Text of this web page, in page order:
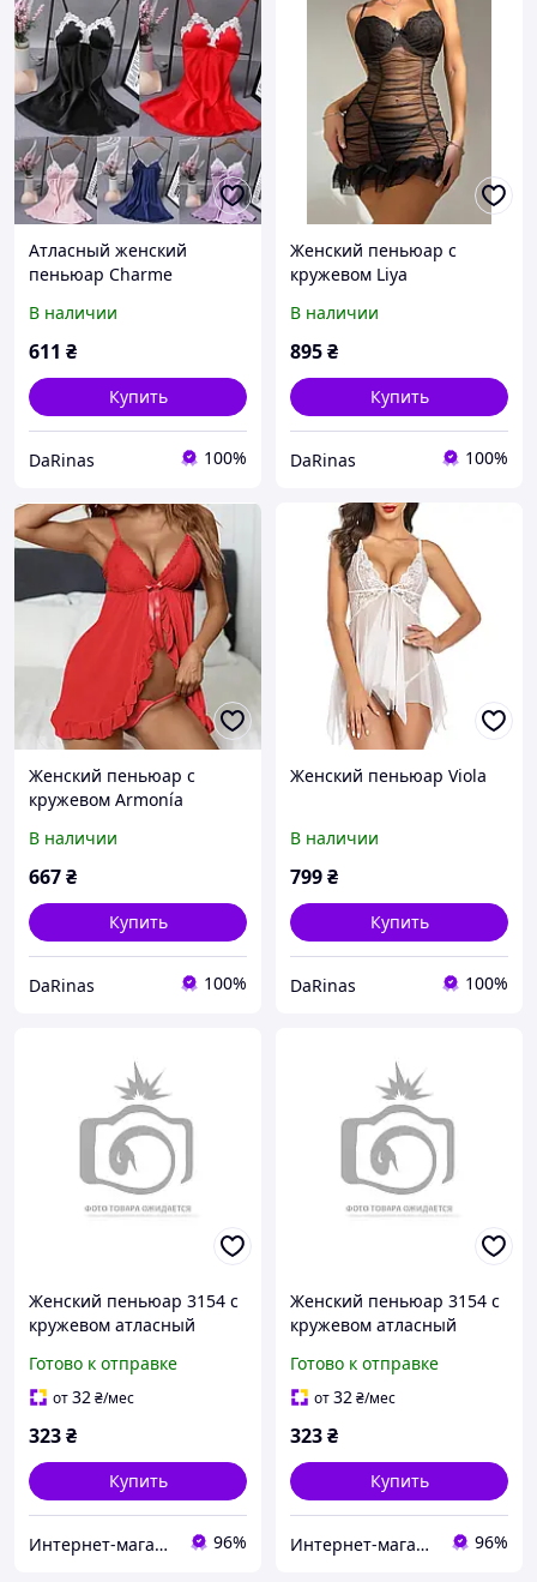
Атласный женский
пеньюар Charme
В наличии
611 ₴
Купить
DaRinas 100%
Женский пеньюар с
кружевом Liya
В наличии
895₴
Купить
DaRinas 100%
Женский пеньюар с
кружевом Armonía
В наличии
667₴
Купить
DaRinas 100%
Женский пеньюар Viola
В наличии
799₴
Купить
DaRinas 100%
Женский пеньюар 3154 с
кружевом атласный
2XL
Готово к отправке
от32₴/мес
323₴
Купить
Интернет-магазин "Техно Волки" 96%
Женский пеньюар 3154 с
кружевом атласный
L
Готово к отправке
от32₴/мес
323₴
Купить
Интернет-магазин "Техно Волки" 96%